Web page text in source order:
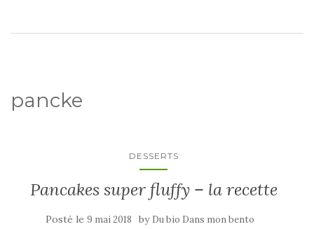
pancke
DESSERTS
Pancakes super fluffy – la recette
Posté le 9 mai 2018 by Du bio Dans mon bento